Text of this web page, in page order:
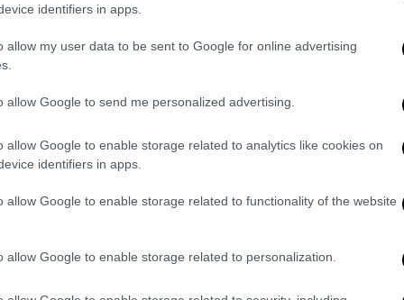
identifiers in apps.
allow my user data to be sent to Google for online advertising
allow Google to send me personalized advertising.
allow Google to enable storage related to analytics like cookies on
identifiers in apps.
allow Google to enable storage related to functionality of the website
allow Google to enable storage related to personalization.